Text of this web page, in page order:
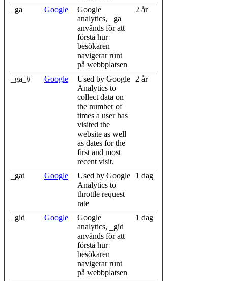
_ga Google
Google
analytics, _ga
används för att
förstå hur
besökaren
navigerar runt
på webbplatsen
2 år
_ga_# Google
Used by Google
Analytics to
collect data on
the number of
times a user has
visited the
website as well
as dates for the
first and most
recent visit.
2 år
_gat Google
Used by Google
Analytics to
throttle request
rate
1 dag
_gid Google
Google
analytics, _gid
används för att
förstå hur
besökaren
navigerar runt
på webbplatsen
1 dag